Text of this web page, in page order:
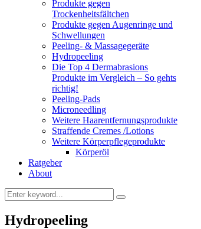
Produkte gegen
Trockenheitsfältchen
Produkte gegen Augenringe und
Schwellungen
Peeling- & Massagegeräte
Hydropeeling
Die Top 4 Dermabrasions
Produkte im Vergleich – So gehts
richtig!
Peeling-Pads
Microneedling
Weitere Haarentfernungsprodukte
Straffende Cremes /Lotions
Weitere Körperpflegeprodukte
Körperöl
Ratgeber
About
Hydropeeling